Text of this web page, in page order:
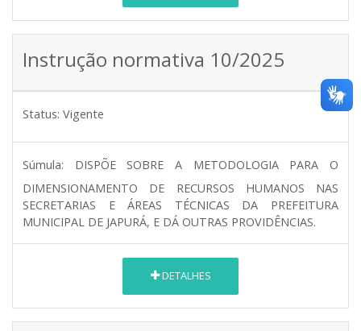
Instrução normativa 10/2025
Status: Vigente
Súmula:
DISPÕE SOBRE A METODOLOGIA PARA O
DIMENSIONAMENTO DE RECURSOS HUMANOS NAS
SECRETARIAS E ÁREAS TÉCNICAS DA PREFEITURA
MUNICIPAL DE JAPURÁ, E DÁ OUTRAS PROVIDÊNCIAS.
DETALHES